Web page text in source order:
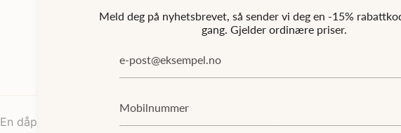
Meld deg på nyhetsbrevet, så sender vi deg en -15%
gang. Gjelder ordinære priser.
1 2 3 Neste
En dåps- eller navnedagsgave er et minne for livet. Hos Diamanthuset –